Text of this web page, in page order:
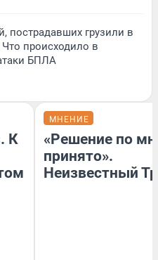
пострадавших грузили в
происходило в
БПЛА
К
МНЕНИЕ
«Решение по
принято».
Неизвестный